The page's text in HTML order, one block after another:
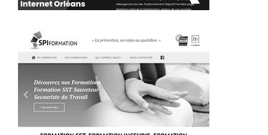
~303€/mois économisés d'annonces commerciales